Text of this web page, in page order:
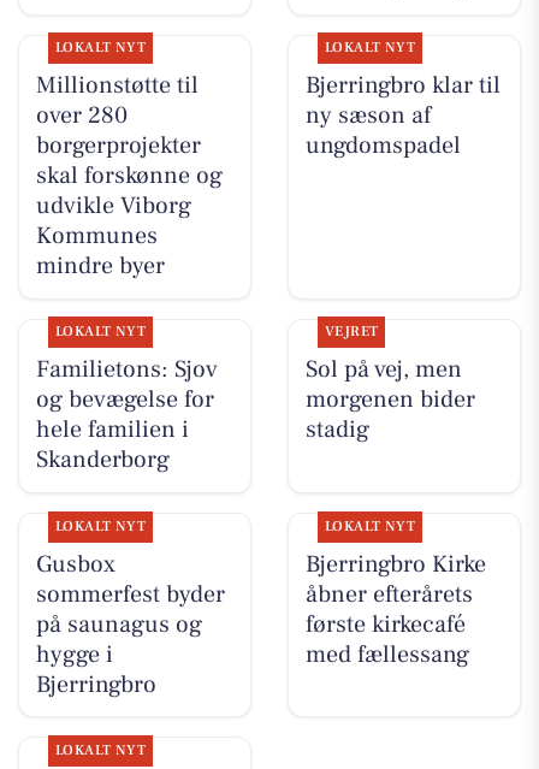
LOKALT NYT
Millionstøtte til
over 280
borgerprojekter
skal forskønne og
udvikle Viborg
Kommunes
mindre byer
LOKALT NYT
Bjerringbro klar til
ny sæson af
ungdomspadel
LOKALT NYT
Familietons: Sjov
og bevægelse for
hele familien i
Skanderborg
VEJRET
Sol på vej, men
morgenen bider
stadig
LOKALT NYT
Gusbox
sommerfest byder
på saunagus og
hygge i
Bjerringbro
LOKALT NYT
Bjerringbro Kirke
åbner efterårets
første kirkecafé
med fællessang
LOKALT NYT